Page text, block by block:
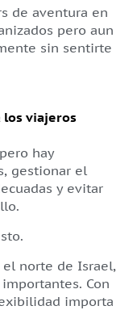
de aventura en
pero aun
sin sentirte
los viajeros
hay
gestionar el
y evitar
norte de Israel,
Con
importa